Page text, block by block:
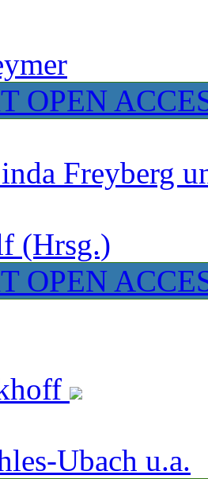
OPEN
Freyberg
(Hrsg.)
OPEN
Ubach u.a.